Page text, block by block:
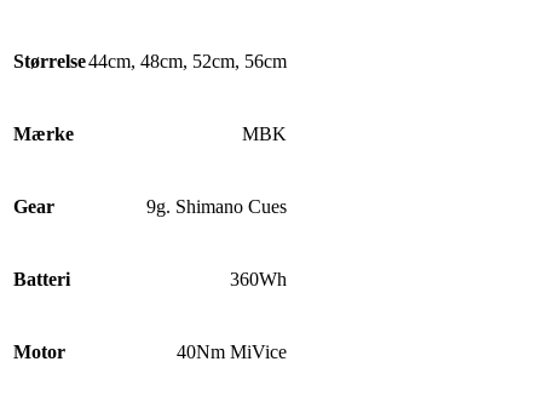
Størrelse44cm, 48cm, 52cm, 56cm
Mærke MBK
Gear 9g. Shimano Cues
Batteri 360Wh
Motor 40Nm MiVice